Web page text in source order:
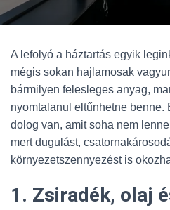
A lefolyó a háztartás egyik
mégis sokan hajlamosak
bármilyen felesleges anyag,
nyomtalanul eltűnhetne benne.
dolog van, amit soha nem
mert dugulást,
környezetszennyezést is
1. Zsiradék, olaj